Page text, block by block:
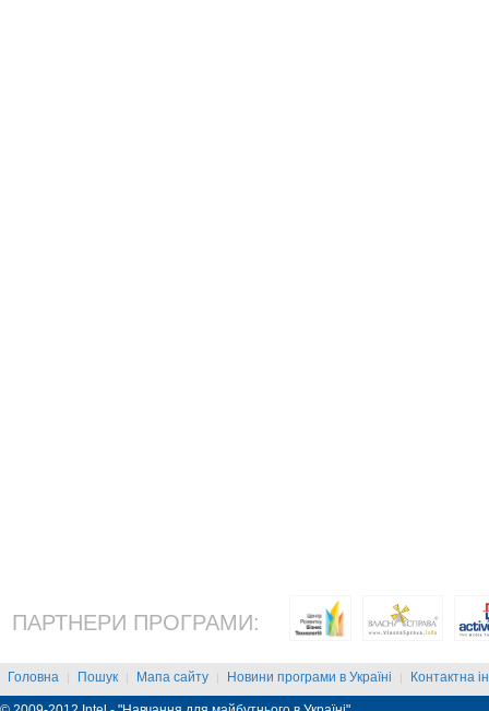
ПАРТНЕРИ ПРОГРАМИ:
Головна | Пошук | Мапа сайту | Новини програми в Україні | Контактна